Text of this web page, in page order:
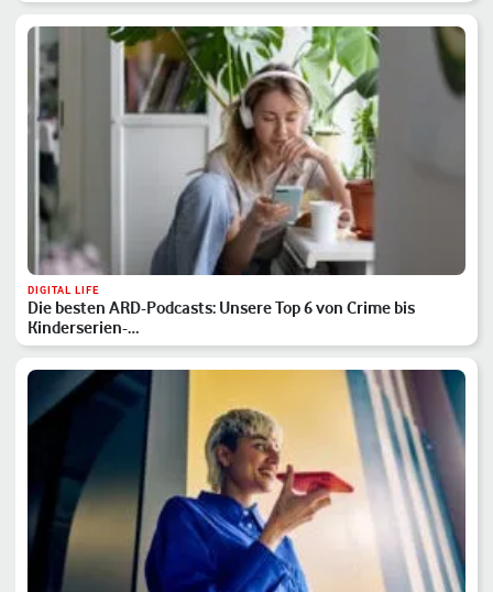
DIGITAL LIFE
Die besten ARD-Podcasts: Unsere Top 6 von Crime bis
Kinderserien-…